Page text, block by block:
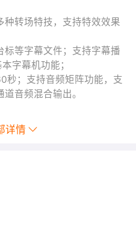
种转场特技，支持特效效果
标等字幕文件；支持字幕播
字幕机功能；
秒；支持音频矩阵功能，支
音频混合输出。
详情